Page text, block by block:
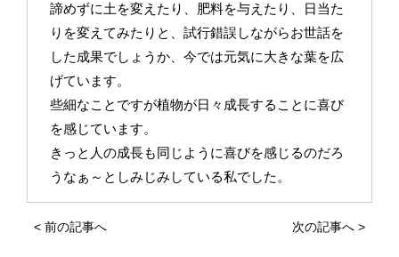
諦めずに土を変えたり、肥料を与えたり、日当た
りを変えてみたりと、試行錯誤しながらお世話を
した成果でしょうか、今では元気に大きな葉を広
げています。
些細なことですが植物が日々成長することに喜び
を感じています。
きっと人の成長も同じように喜びを感じるのだろ
うなぁ～としみじみしている私でした。
< 前の記事へ 次の記事へ >